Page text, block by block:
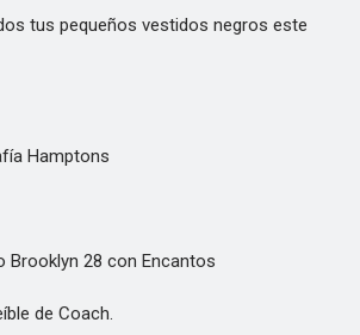
tus pequeños vestidos negros este
Hamptons
28 con Encantos
de Coach.